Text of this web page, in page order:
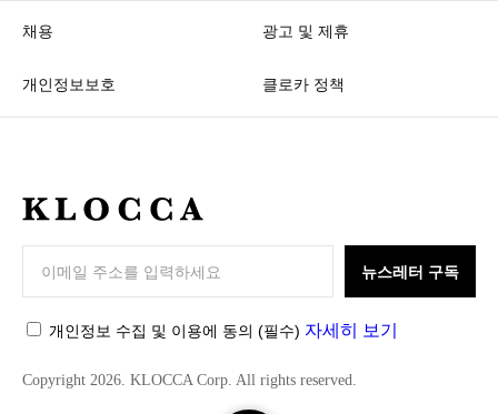
채용 광고 및 제휴
개인정보보호 클로카 정책
K
C
C
뉴스레터 구독
개인정보 수집 및 이용에 동의 (필수) 자세히 보기
Copyright 2026. KLOCCA Corp. All rights reserved.